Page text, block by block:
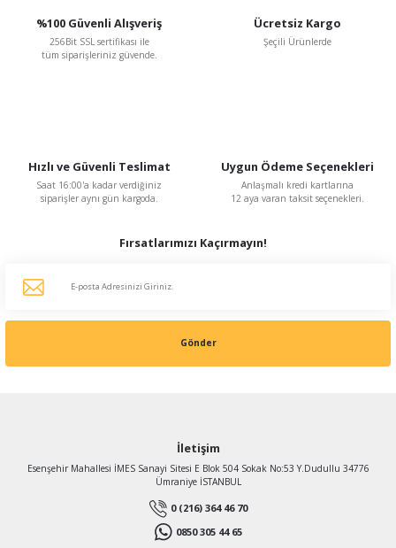
Atmaca Fan
GETA 560 mm çapında 4 Kanatlı Aksiyal Fan Pervanesi (14-19-24-28 mm göbek
%20 483,84 TL
%100 Güvenli Alışveriş
256Bit SSL sertifikası ile
tüm siparişleriniz güvende.
Ücretsiz Kargo
Şeçili Ürünlerde
Hızlı ve Güvenli Teslimat
Saat 16:00'a kadar verdiğiniz
siparişler aynı gün kargoda.
Uygun Ödeme Seçenekleri
Anlaşmalı kredi kartlarına
12 aya varan taksit seçenekleri.
Fırsatlarımızı Kaçırmayın!
Gönder
İletişim
Esenşehir Mahallesi İMES Sanayi Sitesi E Blok 504 Sokak No:53 Y.Dudullu 34776
Ümraniye İSTANBUL
0 (216) 364 46 70
0850 305 44 65